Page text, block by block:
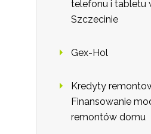
telefonu i tabletu
Szczecinie
Gex-Hol
Kredyty
Finansowanie
remontów domu